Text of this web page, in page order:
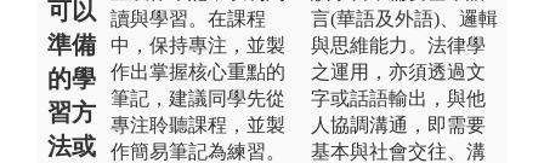
可以
準備
的學
習方
法或
讀與學習。在課程
中，保持專注，並製
作出掌握核心重點的
筆記，建議同學先從
專注聆聽課程，並製
作簡易筆記為練習。
言(華語及外語)、邏輯
與思維能力。法律學
之運用，亦須透過文
字或話語輸出，與他
人協調溝通，即需要
基本與社會交往、溝